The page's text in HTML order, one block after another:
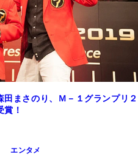
田まさのり、Ｍ－１グランプリ２
賞！
エンタメ